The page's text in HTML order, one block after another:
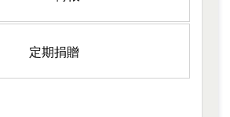
定期捐贈